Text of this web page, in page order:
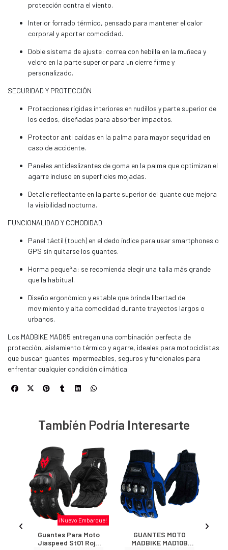
protección contra el viento.
Interior forrado térmico, pensado para mantener el calor
corporal y aportar comodidad.
Doble sistema de ajuste: correa con hebilla en la muñeca y
velcro en la parte superior para un cierre firme y
personalizado.
SEGURIDAD Y PROTECCIÓN
Protecciones rígidas interiores en nudillos y parte superior de
los dedos, diseñadas para absorber impactos.
Protector anti caídas en la palma para mayor seguridad en
caso de accidente.
Paneles antideslizantes de goma en la palma que optimizan el
agarre incluso en superficies mojadas.
Detalle reflectante en la parte superior del guante que mejora
la visibilidad nocturna.
FUNCIONALIDAD Y COMODIDAD
Panel táctil (touch) en el dedo índice para usar smartphones o
GPS sin quitarse los guantes.
Horma pequeña: se recomienda elegir una talla más grande
que la habitual.
Diseño ergonómico y estable que brinda libertad de
movimiento y alta comodidad durante trayectos largos o
urbanos.
Los MADBIKE MAD65 entregan una combinación perfecta de
protección, aislamiento térmico y agarre, ideales para motociclistas
que buscan guantes impermeables, seguros y funcionales para
enfrentar cualquier condición climática.
También Podría Interesarte
¡Nuevo Embarque!
Guantes Para Moto
Jiaspeed St01 Rojo
GUANTES MOTO
MADBIKE MAD10B